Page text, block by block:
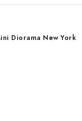
Diorama New York